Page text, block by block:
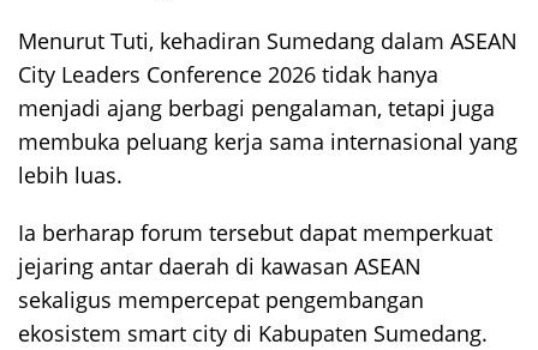
Menurut Tuti, kehadiran Sumedang dalam ASEAN
City Leaders Conference 2026 tidak hanya
menjadi ajang berbagi pengalaman, tetapi juga
membuka peluang kerja sama internasional yang
lebih luas.
Ia berharap forum tersebut dapat memperkuat
jejaring antar daerah di kawasan ASEAN
sekaligus mempercepat pengembangan
ekosistem smart city di Kabupaten Sumedang.